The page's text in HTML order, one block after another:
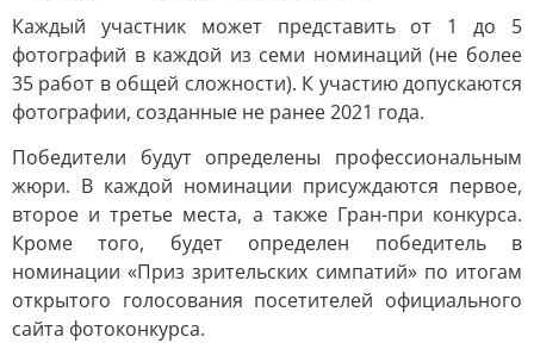
Каждый участник может представить от 1 до 5
фотографий в каждой из семи номинаций (не более
35 работ в общей сложности). К участию допускаются
фотографии, созданные не ранее 2021 года.
Победители будут определены профессиональным
жюри. В каждой номинации присуждаются первое,
второе и третье места, а также Гран-при конкурса.
Кроме того, будет определен победитель в
номинации «Приз зрительских симпатий» по итогам
открытого голосования посетителей официального
сайта фотоконкурса.